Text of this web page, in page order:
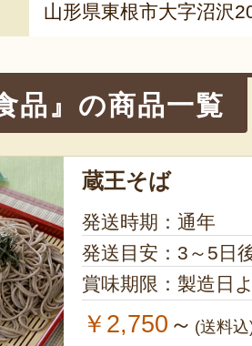
山形県東根市大字沼沢
品』の商品一覧
蔵王そば
発送時期：通年
発送目安：3～5日
賞味期限：製造日
￥2,750 ～ (送料